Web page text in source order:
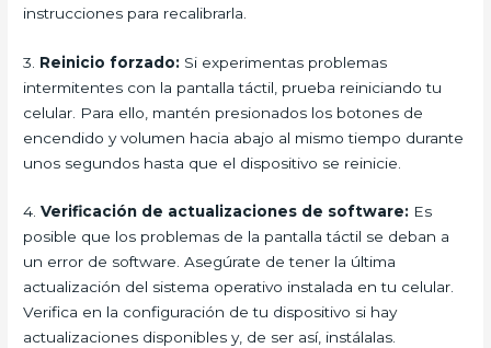
instrucciones para recalibrarla.
3. Reinicio forzado: Si experimentas problemas
intermitentes con la pantalla táctil, prueba reiniciando tu
celular. Para ello, mantén presionados los botones de
encendido y volumen hacia abajo al mismo tiempo durante
unos segundos hasta que el dispositivo se reinicie.
4.Verificación de actualizaciones de software: Es
posible que los problemas de la pantalla táctil se deban a
un error de software. Asegúrate de tener la última
actualización del sistema operativo instalada en tu celular.
Verifica en la configuración de tu dispositivo si hay
actualizaciones disponibles y, de ser así, instálalas.